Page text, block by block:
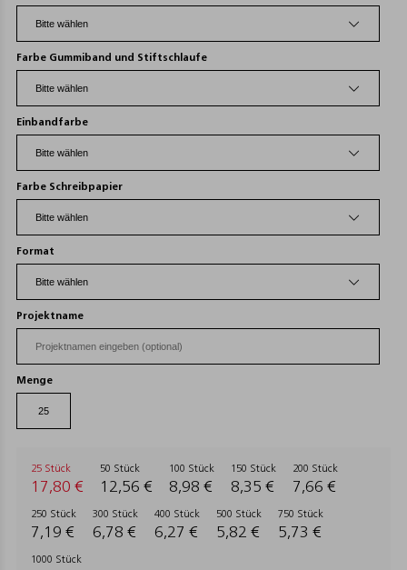
Farbe Gummiband und Stiftschlaufe
Einbandfarbe
Farbe Schreibpapier
Format
Projektname
Menge
25 Stück
17,80 €
50 Stück
12,56 €
100 Stück
8,98 €
150 Stück
8,35 €
200 Stück
7,66 €
250 Stück
7,19 €
300 Stück
6,78 €
400 Stück
6,27 €
500 Stück
5,82 €
750 Stück
5,73 €
1000 Stück